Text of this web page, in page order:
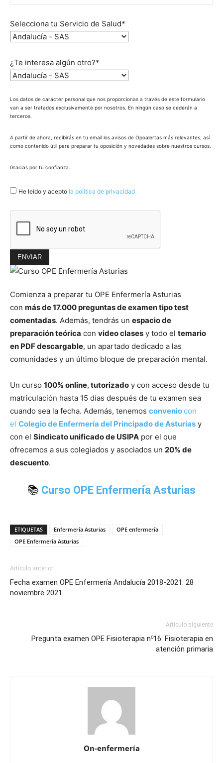
Selecciona tu Servicio de Salud*
¿Te interesa algún otro?*
Los datos de carácter personal que nos proporcionas a través de este formulario
van a ser tratados exclusivamente por nosotros. En ningún caso se cederán a
terceros.
A partir de ahora, recibirás en tu email los avisos de Opoalertas más relevantes, así
como contenido útil para preparar tu oposición y novedades sobre nuestros cursos.
Gracias por tu confianza.
He leído y acepto la politica de privacidad
Comienza a preparar tu OPE Enfermería Asturias
con más de 17.000 preguntas de examen tipo test
comentadas. Además, tendrás un espacio de
preparación teórica con video clases y todo el temario
en PDF descargable, un apartado dedicado a las
comunidades y un último bloque de preparación mental.
Un curso 100% online, tutorizado y con acceso desde tu
matriculación hasta 15 días después de tu examen sea
cuando sea la fecha. Además, tenemos conveniocon
el Colegio de Enfermería del Principado de Asturias y
con el Sindicato unificado de USIPA por el que
ofrecemos a sus colegiados y asociados un 20% de
descuento.
📚 Curso OPE Enfermería Asturias
ETIQUETAS Enfermería Asturias
OPE enfermería
OPE Enfermería Asturias
Artículo anterior
Fecha examen OPE Enfermería Andalucía 2018-2021: 28
noviembre 2021
Artículo siguiente
Pregunta examen OPE Fisioterapia nº16: Fisioterapia en
atención primaria
On-enfermería